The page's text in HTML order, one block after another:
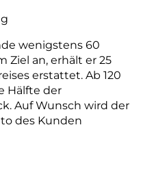
wenigstens 60
Ziel an, erhält er 25
erstattet. Ab 120
Hälfte der
Auf Wunsch wird der
des Kunden